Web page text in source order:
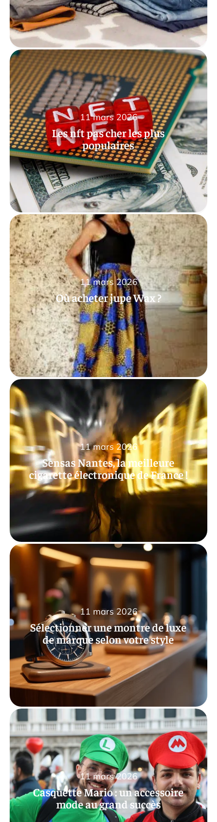
Les nft pas cher les plus
populaires
11 mars 2026
Où acheter jupe Wax ?
11 mars 2026
Sensas Nantes, la meilleure
cigarette électronique de France !
11 mars 2026
Sélectionner une montre de luxe
de marque selon votre style
11 mars 2026
Casquette Mario : un accessoire
mode au grand succès
11 mars 2026